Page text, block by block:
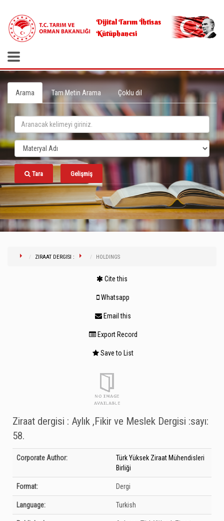
Dijital Tarım İhtisas
Kütüphanesi
Arama Tam Metin Arama Çoklu dil
Tara Gelişmiş
ZIRAAT DERGISI : HOLDINGS
Cite this
Whatsapp
Email this
Export Record
Save to List
Ziraat dergisi : Aylık ,Fikir ve Meslek Dergisi :sayı:
58.
Bibliographic Details
Corporate Author:
Türk Yüksek Ziraat Mühendisleri
Birliği
Format: Dergi
Language: Turkish